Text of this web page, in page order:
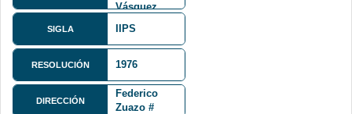
Vásquez
SIGLA IIPS
RESOLUCIÓN 1976
DIRECCIÓN
Calle
Federico
Zuazo #